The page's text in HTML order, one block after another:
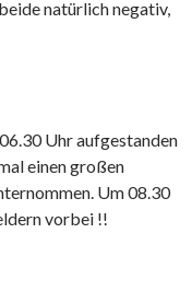
natürlich negativ,
Uhr aufgestanden
einen großen
Um 08.30
vorbei !!